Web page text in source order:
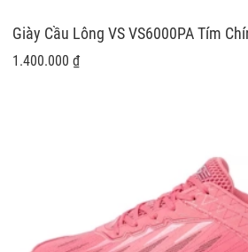
Giày Cầu Lông VS VS6000PA Tím
1.400.000 ₫